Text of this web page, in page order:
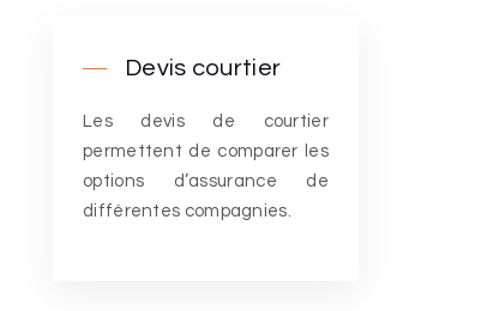
Devis courtier
Les devis de courtier
permettent de comparer les
options d’assurance de
différentes compagnies.